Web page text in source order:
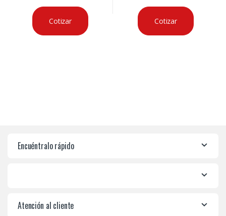
Cotizar Cotizar
Encuéntralo rápido
Atención al cliente